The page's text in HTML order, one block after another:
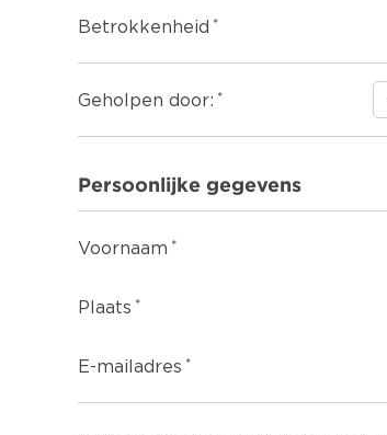
Betrokkenheid
Geholpen door:
Persoonlijke gegevens
Voornaam
Plaats
E-mailadres